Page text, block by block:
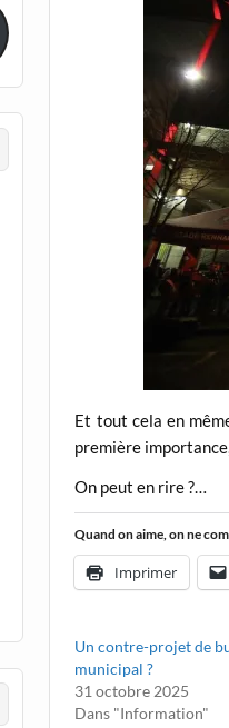
Et tout cela en
première
On peut en rire ?…
Quand on aime, on ne
Imprimer
Un contre-projet de
municipal ?
31 octobre 2025
Dans "Information"